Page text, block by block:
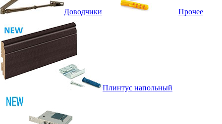
Доводчики Прочее
Плинтус напольный